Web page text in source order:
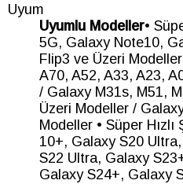
Uyum
Uyumlu Modeller•
5G, Galaxy Note10,
Flip3 ve Üzeri
A70, A52, A33, A23,
/ Galaxy M31s, M51,
Üzeri Modeller /
Modeller • Süper
10+, Galaxy S20
S22 Ultra, Galaxy
Galaxy S24+, Galaxy